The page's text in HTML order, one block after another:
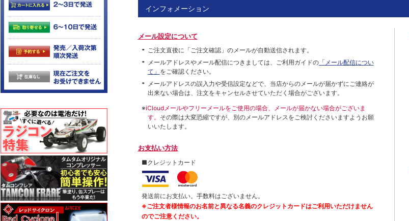
インフォメーション
メール設定について
ご注文直後に「ご注文確認」のメールが自動送信されます。
メールアドレスやメール配信につきましては、ご利用ガイドの「メール配信につい
て」 をご確認ください。
メールアドレスの誤入力や受信設定などで、当店からのメールが届かずにご連絡が
出来ない場合は、注文をキャンセルさせていただく場合がございます。
※iCloudメールやフリーメールをご使用の場合、メールが届かない場合がございま
す。 その際は大変恐縮ですが、別のメールアドレスをご検討くださいますようお願
いいたします。
お支払い方法
■クレジットカード
発送前にお支払い。手数料はございません。
※ご注文者様情報のお名前と異なる名義のクレジットカードはご利用いただけません
のでご注意ください。